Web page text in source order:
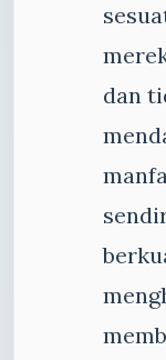
dan